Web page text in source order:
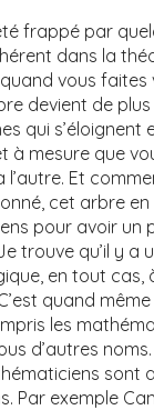
frappé par
dans la
vous
devient de
qui s’éloignent
à mesure que
l’autre. Et
cet arbre
pour avoir un
trouve qu’il y a
en tout cas,
quand
les
d’autres
sont
Par exemple